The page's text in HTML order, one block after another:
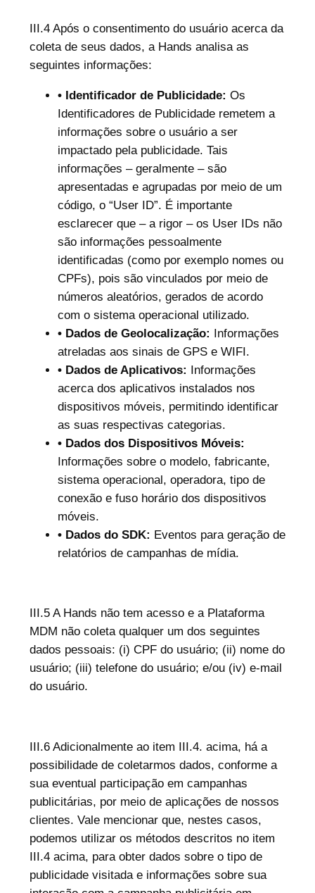
III.4 Após o consentimento do usuário acerca da
coleta de seus dados, a Hands analisa as
seguintes informações:
• Identificador de Publicidade: Os
Identificadores de Publicidade remetem a
informações sobre o usuário a ser
impactado pela publicidade. Tais
informações – geralmente – são
apresentadas e agrupadas por meio de um
código, o “User ID”. É importante
esclarecer que – a rigor – os User IDs não
são informações pessoalmente
identificadas (como por exemplo nomes ou
CPFs), pois são vinculados por meio de
números aleatórios, gerados de acordo
com o sistema operacional utilizado.
• Dados de Geolocalização: Informações
atreladas aos sinais de GPS e WIFI.
• Dados de Aplicativos: Informações
acerca dos aplicativos instalados nos
dispositivos móveis, permitindo identificar
as suas respectivas categorias.
• Dados dos Dispositivos Móveis:
Informações sobre o modelo, fabricante,
sistema operacional, operadora, tipo de
conexão e fuso horário dos dispositivos
móveis.
• Dados do SDK: Eventos para geração de
relatórios de campanhas de mídia.
III.5 A Hands não tem acesso e a Plataforma
MDM não coleta qualquer um dos seguintes
dados pessoais: (i) CPF do usuário; (ii) nome do
usuário; (iii) telefone do usuário; e/ou (iv) e-mail
do usuário.
III.6 Adicionalmente ao item III.4. acima, há a
possibilidade de coletarmos dados, conforme a
sua eventual participação em campanhas
publicitárias, por meio de aplicações de nossos
clientes. Vale mencionar que, nestes casos,
podemos utilizar os métodos descritos no item
III.4 acima, para obter dados sobre o tipo de
publicidade visitada e informações sobre sua